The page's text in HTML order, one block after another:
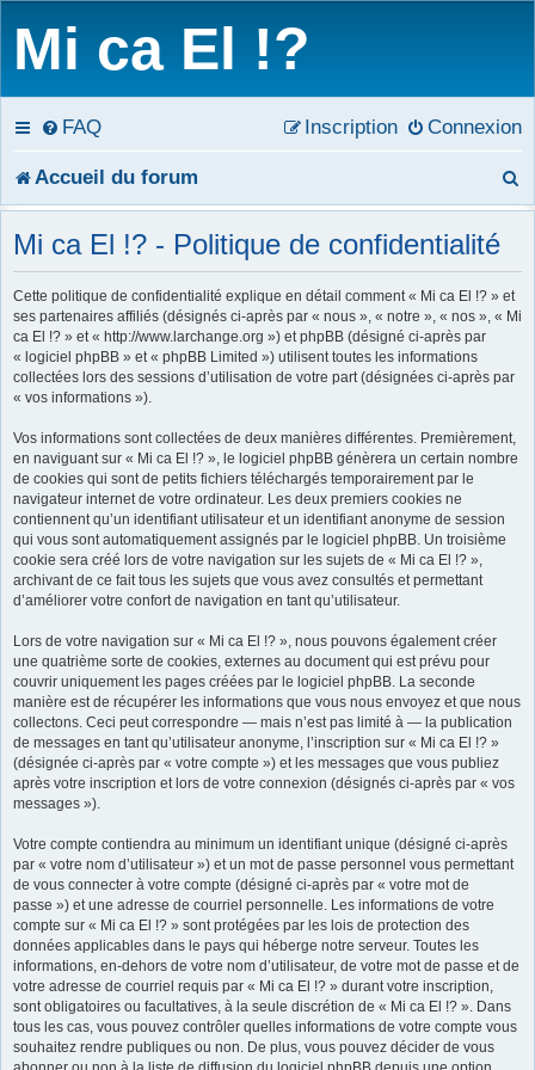
Mi ca El !?
FAQ Connexion
Inscription
Accueil du forum
e
Mi ca El !? - Politique de confidentialité
Cette politique de confidentialité explique en détail comment « Mi ca El !? » et
ses partenaires affiliés (désignés ci-après par « nous », « notre », « nos », « Mi
ca El !? » et « http://www.larchange.org ») et phpBB (désigné ci-après par
« logiciel phpBB » et « phpBB Limited ») utilisent toutes les informations
collectées lors des sessions d’utilisation de votre part (désignées ci-après par
« vos informations »).
Vos informations sont collectées de deux manières différentes. Premièrement,
en naviguant sur « Mi ca El !? », le logiciel phpBB génèrera un certain nombre
de cookies qui sont de petits fichiers téléchargés temporairement par le
navigateur internet de votre ordinateur. Les deux premiers cookies ne
contiennent qu’un identifiant utilisateur et un identifiant anonyme de session
qui vous sont automatiquement assignés par le logiciel phpBB. Un troisième
cookie sera créé lors de votre navigation sur les sujets de « Mi ca El !? »,
archivant de ce fait tous les sujets que vous avez consultés et permettant
d’améliorer votre confort de navigation en tant qu’utilisateur.
Lors de votre navigation sur « Mi ca El !? », nous pouvons également créer
une quatrième sorte de cookies, externes au document qui est prévu pour
couvrir uniquement les pages créées par le logiciel phpBB. La seconde
manière est de récupérer les informations que vous nous envoyez et que nous
collectons. Ceci peut correspondre — mais n’est pas limité à — la publication
de messages en tant qu’utilisateur anonyme, l’inscription sur « Mi ca El !? »
(désignée ci-après par « votre compte ») et les messages que vous publiez
après votre inscription et lors de votre connexion (désignés ci-après par « vos
messages »).
Votre compte contiendra au minimum un identifiant unique (désigné ci-après
par « votre nom d’utilisateur ») et un mot de passe personnel vous permettant
de vous connecter à votre compte (désigné ci-après par « votre mot de
passe ») et une adresse de courriel personnelle. Les informations de votre
compte sur « Mi ca El !? » sont protégées par les lois de protection des
données applicables dans le pays qui héberge notre serveur. Toutes les
informations, en-dehors de votre nom d’utilisateur, de votre mot de passe et de
votre adresse de courriel requis par « Mi ca El !? » durant votre inscription,
sont obligatoires ou facultatives, à la seule discrétion de « Mi ca El !? ». Dans
tous les cas, vous pouvez contrôler quelles informations de votre compte vous
souhaitez rendre publiques ou non. De plus, vous pouvez décider de vous